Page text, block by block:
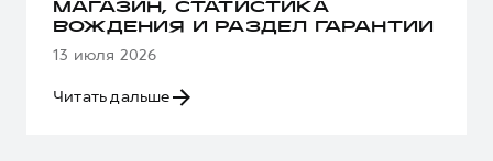
МАГАЗИН, СТАТИСТИКА
ВОЖДЕНИЯ И РАЗДЕЛ ГАРАНТИИ
13 июля 2026
Читать дальше